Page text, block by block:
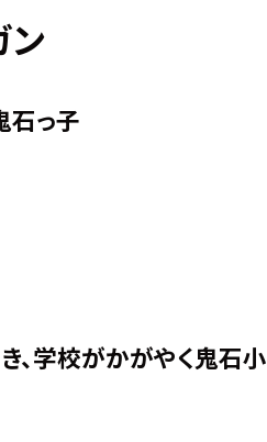
石っ子
、学校がかがやく鬼石小